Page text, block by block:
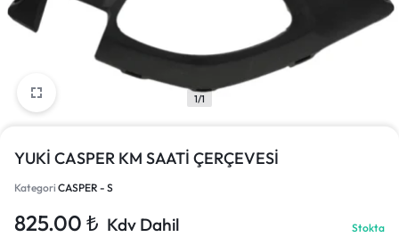
1/1
YUKİ CASPER KM SAATİ ÇERÇEVESİ
Kategori CASPER - S
825.00 ₺ Kdv Dahil Stokta